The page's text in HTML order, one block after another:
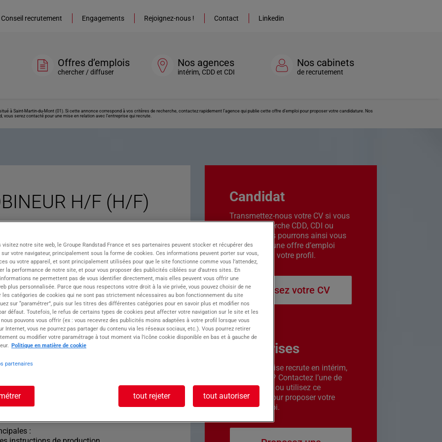
Conseil recrutement Engagements Rejoignez-nous ! Contact Linkedin
Offres d’emplois
chercher / diffuser
Nos agences
intérim, CDD et CDI
Nos cabinets
de recrutement
à Saint-Martin-du-Mont (01). Si cette annonce correspond à vos critères de recherche, contactez rapidement l’agence qui publie cette offre d’emploi pour proposer votre candidature. Nos
serez contacté pour une mise en relation avec l’entreprise qui recrute.
H/F (H/F)
Martin-du-Mont
un Opérateur Bobineur (H/F) pour renforcer
Ainterim Bourg-en-Bresse, c'est bénéficier
votre parcours professionnel. Notre agence
candidats et les entreprises locales, et met un
adaptées à vos compétences et à vos
: OPERATEUR
:
Candidat
Transmettez-nous votre CV si vous
êtes en recherche CDD, CDI ou
intérim. Nous pourrons ainsi vous
contacter si une offre d’emploi
correspond à votre profil.
Déposez votre CV
Entreprises
Votre entreprise recrute en intérim,
CDD ou CDI ? Contactez l’une de
nos agences ou utilisez ce
formulaire pour proposer votre
offre d’emploi.
visitez notre site web, le Groupe Randstad France et ses partenaires peuvent stocker et récupérer des
votre navigateur, principalement sous la forme de cookies. Ces informations peuvent porter sur vous,
ou votre appareil, et sont principalement utilisées pour que le site fonctionne comme vous l’attendez,
la performance de notre site, et pour vous proposer des publicités ciblées sur d’autres sites. En
ne permettent pas de vous identifier directement, mais elles peuvent vous offrir une
plus personnalisée. Parce que nous respectons votre droit à la vie privée, vous pouvez choisir de ne
les catégories de cookies qui ne sont pas strictement nécessaires au bon fonctionnement du site
sur “paramétrer”, puis sur les titres des différentes catégories pour en savoir plus et modifier nos
défaut. Toutefois, le refus de certains types de cookies peut affecter votre navigation sur le site et les
pouvons vous offrir (ex : vous recevrez des publicités moins adaptées à votre profil lorsque vous
Internet, vous ne pourrez pas partager du contenu via les réseaux sociaux, etc.). Vous pourrez retirer
ou modifier votre paramétrage à tout moment via l’icône cookie disponible en bas et à gauche de
Politique en matière de cookie
partenaires
tout rejeter tout autoriser